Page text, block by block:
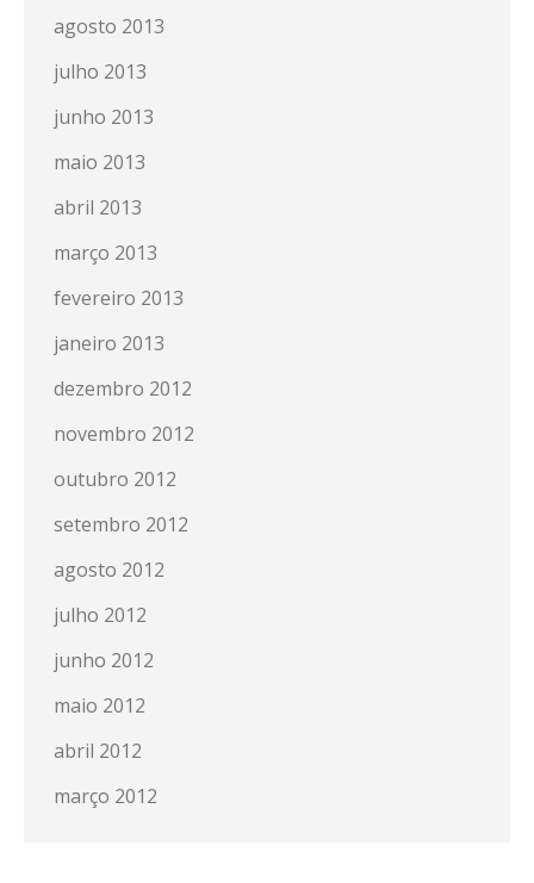
agosto 2013
julho 2013
junho 2013
maio 2013
abril 2013
março 2013
fevereiro 2013
janeiro 2013
dezembro 2012
novembro 2012
outubro 2012
setembro 2012
agosto 2012
julho 2012
junho 2012
maio 2012
abril 2012
março 2012